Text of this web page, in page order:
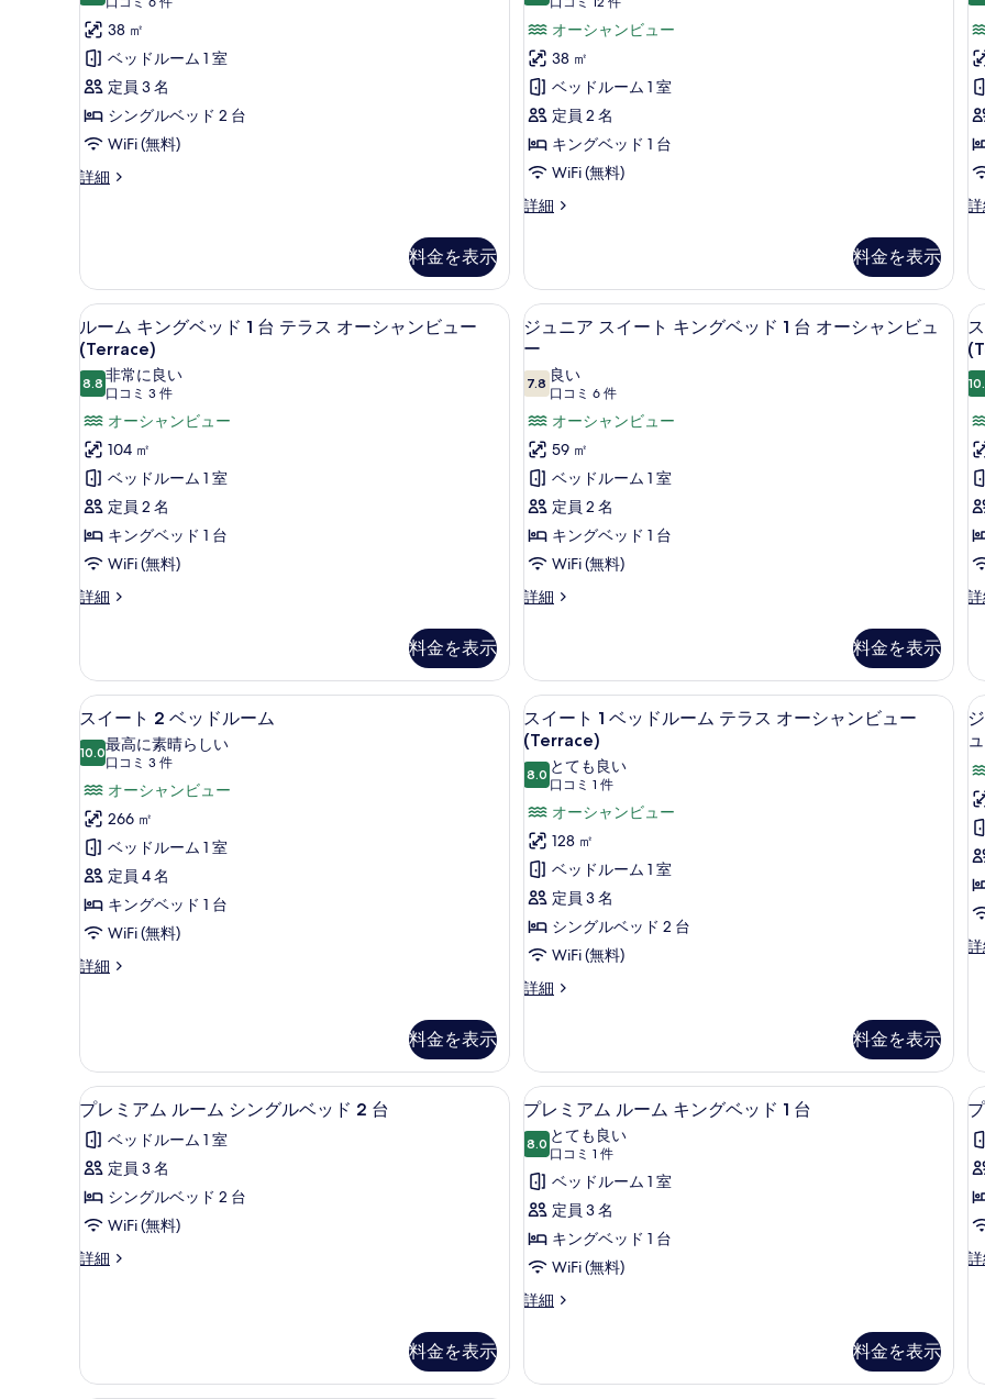
の
写
真
を
表
示
台
の
詳
細
て
の
写
真
を
表
示
2
台
の
詳
細
表
台
プ
ー
ル
ビ
ー
の
細
シ
ン
グ
ル
ベ
ッ
プ
ー
ル
ビ
ュ
ー
の
す
べ
て
の
写
表
示
す
る
コ
ミ
6
件)
38 ㎡
ベッドルーム 1 室
定員 3 名
シングルベッド 2 台
WiFi (無料)
詳細
ル
グ
ル
ベ
ッ
ド
2
台
プ
ー
ル
ビ
ュ
ー
の
細
料金を表示
キ
ン
グ
ベ
ッ
ド
1
ー
シ
ャ
ン
ビ
ュ
ー
の
す
べ
て
の
を
表
示
す
る
コ
ミ
12
件)
オーシャンビュー
38 ㎡
ベッドルーム 1 室
定員 2 名
キングベッド 1 台
WiFi (無料)
詳細
ル
ン
グ
ベ
ッ
台
オ
ー
シ
ャ
ン
ュ
ー
詳
料金を表示
ー
を
ル
ン
グ
ル
ベ
ッ
ド
2
台
オ
ー
シ
ャ
ビ
ュ
の
ル
ー
ム
キ
ン
グ
ベ
ッ
ド
台
ス
オ
ー
シ
ャ
ン
ビ
ュ
ー
(Terrace)
の
て
の
写
真
を
表
示
す
ルーム キングベッド 1 台 テラス オーシャンビュー (Terrace) | ミニバー、セーフティボックス (室内)、デス
11
ルーム キングベッド 1 台 テラス オーシャンビュー
(Terrace)
8.810 点中 8.8
非常に良い
口コミ 3 件
(口
コ
ミ
件)
オーシャンビュー
104 ㎡
ベッドルーム 1 室
定員 2 名
キングベッド 1 台
WiFi (無料)
詳細
ル
ン
グ
ベ
ド
台
テ
ラ
ス
オ
シ
ャ
ビ
詳
細
料金を表示
ジ
ュ
ニ
ア
ス
イ
ー
ト
キ
ン
グ
ド
1
台
オ
シ
ャ
ン
ビ
ュ
ー
の
べ
て
の
写
真
を
表
示
る
ジュニア スイート キングベッド 1
8
ジュニア スイート キングベッド 1 台 オーシャンビュ
ー
7.810 点中 7.8
良い
口コミ 6 件
(口
コ
ミ
件)
オーシャンビュー
59 ㎡
ベッドルーム 1 室
定員 2 名
キングベッド 1 台
WiFi (無料)
詳細
ジ
ス
イ
ー
ト
キ
ン
グ
ベ
ッ
ド
台
ー
シ
ン
の
詳
細
料金を表示
ス
1
オ
て
写
ス
1
ベ
ッ
ド
ル
ー
ム
テ
ラ
ス
ー
シ
ン
詳
細
ス
イ
ー
ト
2
ベ
ッ
ド
ル
ー
べ
て
の
写
真
を
表
スイート 2 ベッドルーム | リビングルーム | 37 インチの液晶テレビ (衛星放送視聴可)、テレビ、おもちゃ
12
スイート 2 ベッドルーム
10.010 点中 10.0
最高に素晴らしい
口コミ 3 件
(口
コ
ミ
件)
オーシャンビュー
266 ㎡
ベッドルーム 1 室
定員 4 名
キングベッド 1 台
WiFi (無料)
詳細
ス
ベ
ッ
ド
ル
ー
ム
詳
細
料金を表示
ス
イ
ー
ト
1
ベ
ッ
ド
ル
ー
ム
ス
オ
ー
シ
ャ
ン
ビ
ュ
ー
す
11
スイート 1 ベッドルーム テラス オーシャンビュー
(Terrace)
8.010 点中 8.0
とても良い
口コミ 1 件
(口
コ
ミ
件)
オーシャンビュー
128 ㎡
ベッドルーム 1 室
定員 3 名
シングルベッド 2 台
WiFi (無料)
詳細
ス
1
ベ
ッ
ル
ム
テ
ス
オ
シ
ュ
料金を表示
ジ
ド
2
ジ
ー
ト
シ
ン
グ
ル
ッ
ド
台
ビ
プ
レ
ミ
ア
ム
ー
グ
ミニバー、セーフティボックス (室内)、デスク、ノートパソコン用作業スペース
2
プレミアム ルーム シングルベッド 2 台
ベッドルーム 1 室
定員 3 名
シングルベッド 2 台
WiFi (無料)
詳細
プ
ー
料金を表示
プ
レ
ミ
ア
ム
ル
ー
ム
グ
バスアメニティ (無料)、ヘアドライヤ
2
プレミアム ルーム キングベッド 1 台
8.010 点中 8.0
とても良い
口コミ 1 件
(口
コ
ミ
件)
ベッドルーム 1 室
定員 3 名
キングベッド 1 台
WiFi (無料)
詳細
プ
ム
料金を表示
プ
ア
プ
ー